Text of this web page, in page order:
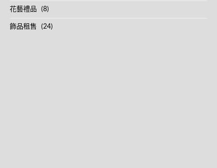
花藝禮品 (8)
飾品租售 (24)